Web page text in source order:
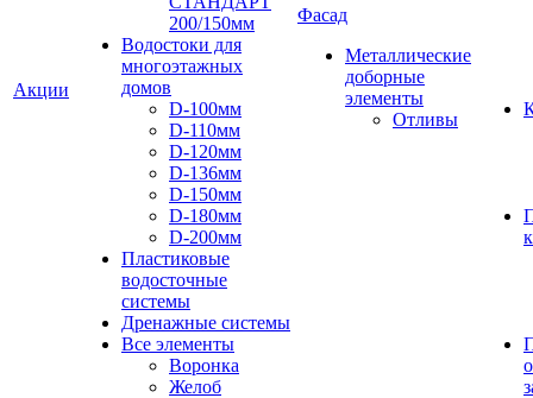
Акции
200/150мм
Водостоки для
многоэтажных
домов
D-100мм
D-110мм
D-120мм
D-136мм
D-150мм
D-180мм
D-200мм
Пластиковые
водосточные
системы
Дренажные системы
Все элементы
Воронка
Желоб
Фасад
Металлические
доборные
элементы
Отливы